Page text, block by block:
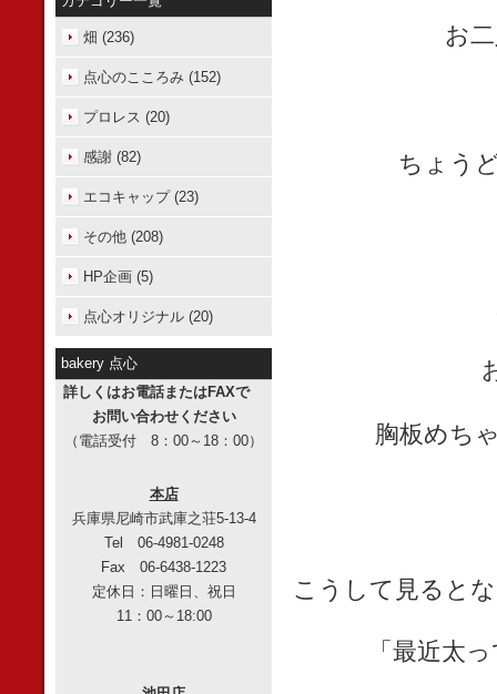
お
ちょう
胸板めち
こうして見ると
「最近太
畑 (236)
点心のこころみ (152)
プロレス (20)
感謝 (82)
エコキャップ (23)
その他 (208)
HP企画 (5)
点心オリジナル (20)
bakery 点心
詳しくはお電話またはFAXで
お問い合わせください
（電話受付 8：00～18：00）
本店
兵庫県尼崎市武庫之荘5-13-4
Tel 06-4981-0248
Fax 06-6438-1223
定休日：日曜日、祝日
11：00～18:00